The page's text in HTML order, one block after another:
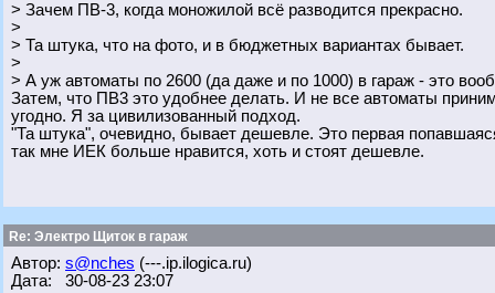
> Зачем ПВ-3, когда моножилой всё разводится прекрасно.
>
> Та штука, что на фото, и в бюджетных вариантах бывает.
>
> А уж автоматы по 2600 (да даже и по 1000) в гараж - это
Затем, что ПВ3 это удобнее делать. И не все автоматы
угодно. Я за цивилизованный подход.
"Та штука", очевидно, бывает дешевле. Это первая
так мне ИЕК больше нравится, хоть и стоят дешевле.
Re: Электро Щиток в гараж
Автор: s@nches (---.ip.ilogica.ru)
Дата: 30-08-23 23:07